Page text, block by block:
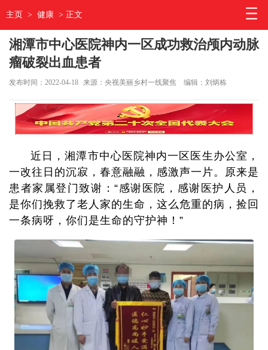
主页 > 健康 > 正文
湘潭市中心医院神内一区成功救治颅内动脉
瘤破裂出血患者
发布时间：2022-04-18 来源：央视美丽乡村一线聚焦 编辑：刘炳栋
近日，湘潭市中心医院神内一区医生办公室，
一改往日的沉寂，春意融融，感激声一片。原来是
患者家属登门致谢：“感谢医院，感谢医护人员，
是你们挽救了老人家的生命，这么危重的病，捡回
一条病呀，你们是生命的守护神！”